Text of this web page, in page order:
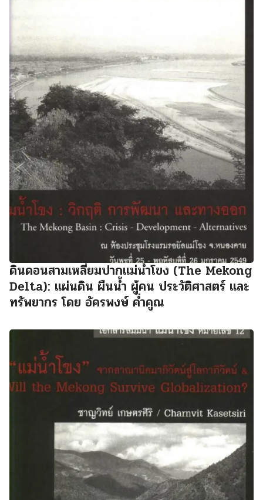
ดินดอนสามเหลี่ยมปากแม่น้ำโขง (The Mekong
Delta): แผ่นดิน ผืนน้ำ ผู้คน ประวัติศาสตร์ และ
ทรัพยากร โดย อัครพงษ์ ค่ำคูณ